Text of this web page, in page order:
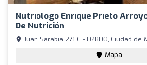
Nutriólogo Enrique Prieto
De Nutrición
Juan Sarabia 271 C - 02800, Ciudad de
Mapa